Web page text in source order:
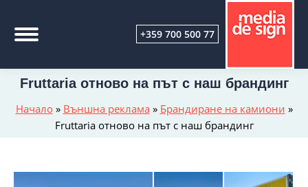
+359 700 500 77
Начало» Външна реклама » Брандиране на камиони »
Fruttaria отново на път с наш брандинг
Fruttaria отново на път с наш брандинг